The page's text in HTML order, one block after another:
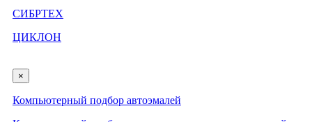
СИБРТЕХ
ЦИКЛОН
×
Компьютерный подбор автоэмалей